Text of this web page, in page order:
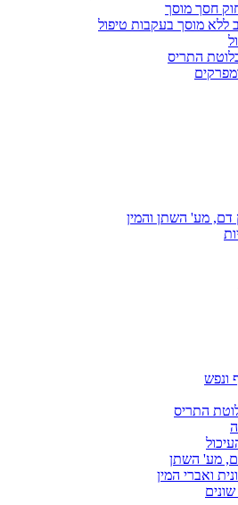
חסך מוסך
ללא מוסך בעקבות טיפול
התריס
דם, מע' השתן והמין
ונפש
התריס
מע' השתן
ואברי המין